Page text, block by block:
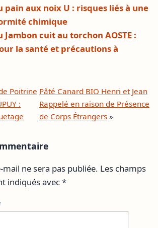
pain aux noix U : risques liés à une
chimique
Jambon cuit au torchon AOSTE :
la santé et précautions à
Poitrine
:
Pâté Canard BIO Henri et Jean
Rappelé en raison de Présence
de Corps Étrangers»
ne sera pas publiée. Les champs
indiqués avec*